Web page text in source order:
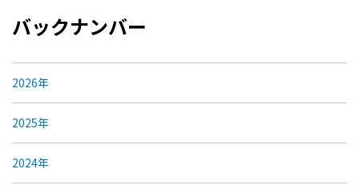
バックナンバー
2026年
2025年
2024年